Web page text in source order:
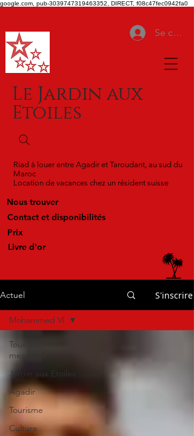
google.com, pub-3039747319463352, DIRECT, f08c47fec0942fa0
Se
Le Jardin aux
Etoiles
Riad à louer entre Agadir et Taroudant, au sud du
Maroc
Location de vacances chez un résident suisse
Nous trouver
Contact et disponibilités
Prix
Livre d'or
Actuel S'inscrire
Tous les
messages
Jardin aux Etoiles
Agadir
Tourisme
Culture
Mohammed VI